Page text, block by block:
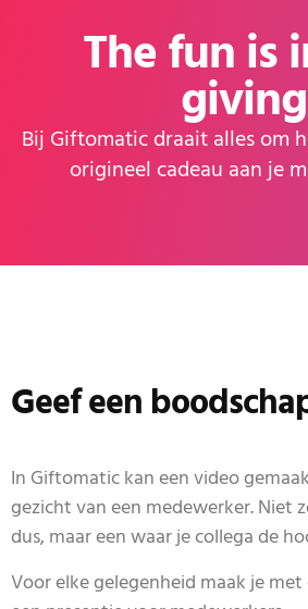
The fun is
giving
Bij Giftomatic draait alles om
origineel cadeau aan je
Geef een
In Giftomatic kan een video
gezicht van een medewerker. Niet
dus, maar een waar je collega de
Voor elke gelegenheid maak je